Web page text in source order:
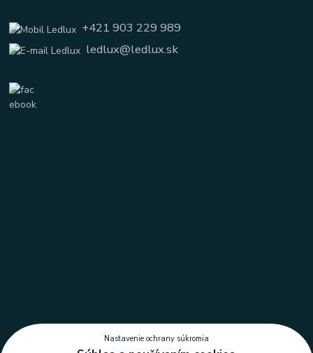
+421 903 229 989
ledlux@ledlux.sk
Nastavenie ochrany súkromia